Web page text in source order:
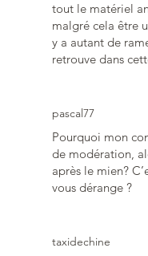
tout le matériel
malgré cela être
y a autant de
retrouve dans
pascal77
Pourquoi mon
de modération,
après le mien?
vous dérange ?
taxidechine